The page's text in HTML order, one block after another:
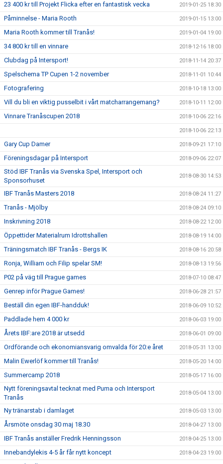
23 400 kr till Projekt Flicka efter en fantastisk vecka 2019-01-25 18:30
Påminnelse - Maria Rooth 2019-01-15 13:00
Maria Rooth kommer till Tranås! 2019-01-04 19:00
34 800 kr till en vinnare 2018-12-16 18:00
Clubdag på Intersport! 2018-11-14 20:37
Spelschema TP Cupen 1-2 november 2018-11-01 10:44
Fotografering 2018-10-18 13:00
Vill du bli en viktig pusselbit i vårt matcharrangemang? 2018-10-11 12:00
Vinnare Tranåscupen 2018 2018-10-06 22:16
2018-10-06 22:13
Gary Cup Damer 2018-09-21 17:10
Föreningsdagar på Intersport 2018-09-06 22:07
Stöd IBF Tranås via Svenska Spel, Intersport och
Sponsorhuset
2018-08-30 14:53
IBF Tranås Masters 2018 2018-08-24 11:27
Tranås - Mjölby 2018-08-24 09:10
Inskrivning 2018 2018-08-22 12:00
Öppettider Materialrum Idrottshallen 2018-08-19 14:00
Träningsmatch IBF Tranås - Bergs IK 2018-08-16 20:58
Ronja, William och Filip spelar SM! 2018-08-13 19:56
P02 på väg till Prague games 2018-07-10 08:47
Genrep inför Prague Games! 2018-06-28 21:57
Beställ din egen IBF-handduk! 2018-06-09 10:52
Paddlade hem 4 000 kr 2018-06-03 19:00
Årets IBF:are 2018 är utsedd 2018-06-01 09:00
Ordförande och ekonomiansvarig omvalda för 20:e året 2018-05-31 13:00
Malin Ewerlöf kommer till Tranås! 2018-05-20 14:00
Summercamp 2018 2018-05-17 16:00
Nytt föreningsavtal tecknat med Puma och Intersport
Tranås
2018-05-04 13:00
Ny tränarstab i damlaget 2018-05-03 13:00
Årsmöte onsdag 30 maj 18.30 2018-04-27 13:00
IBF Tranås anställer Fredrik Henningsson 2018-04-25 13:00
Innebandylekis 4-5 år får nytt koncept 2018-04-23 19:00